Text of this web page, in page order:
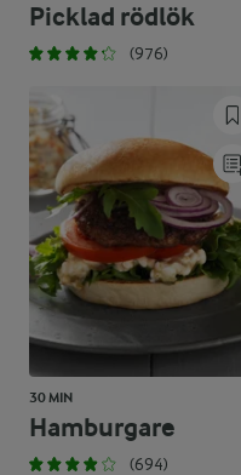
Picklad rödlök
(976)
30 MIN
Hamburgare
(694)